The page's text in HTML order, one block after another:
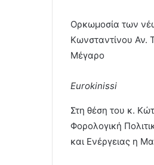
Ορκωμοσία των
Κωνσταντίνου Αν.
Μέγαρο
Eurokinissi
Στη θέση του κ.
Φορολογική
και Ενέργειας η